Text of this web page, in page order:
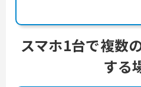
スマホ1台で複数
する